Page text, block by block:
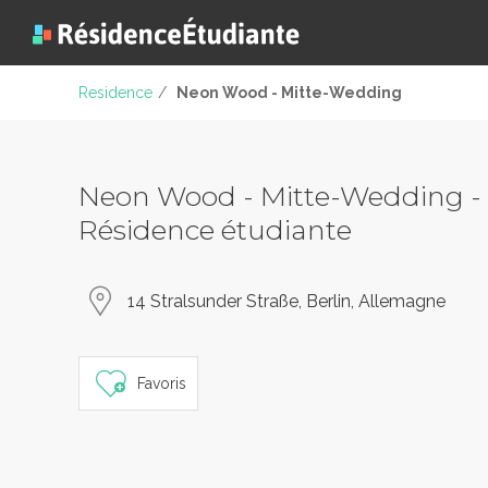
Residence / Neon Wood - Mitte-Wedding
Neon Wood - Mitte-Wedding -
Résidence étudiante
14 Stralsunder Straße, Berlin, Allemagne
Favoris